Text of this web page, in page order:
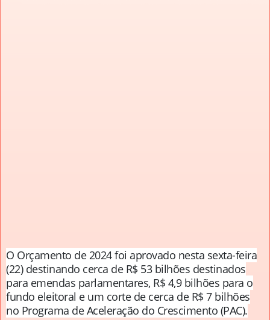
O Orçamento de 2024 foi aprovado nesta sexta-feira
(22) destinando cerca de R$ 53 bilhões destinados
para emendas parlamentares, R$ 4,9 bilhões para o
fundo eleitoral e um corte de cerca de R$ 7 bilhões
no Programa de Aceleração do Crescimento (PAC).